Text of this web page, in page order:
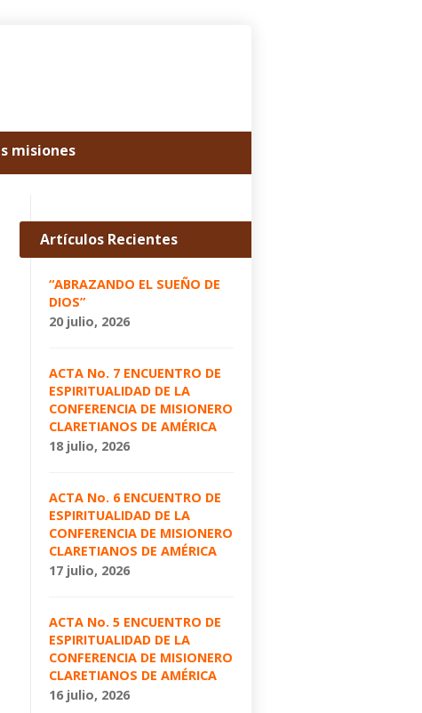
misiones
Artículos Recientes
“ABRAZANDO EL SUEÑO DE
DIOS”
20 julio, 2026
ACTA No. 7 ENCUENTRO DE
ESPIRITUALIDAD DE LA
CONFERENCIA DE MISIONERO
CLARETIANOS DE AMÉRICA
18 julio, 2026
ACTA No. 6 ENCUENTRO DE
ESPIRITUALIDAD DE LA
CONFERENCIA DE MISIONERO
CLARETIANOS DE AMÉRICA
17 julio, 2026
ACTA No. 5 ENCUENTRO DE
ESPIRITUALIDAD DE LA
CONFERENCIA DE MISIONERO
CLARETIANOS DE AMÉRICA
16 julio, 2026